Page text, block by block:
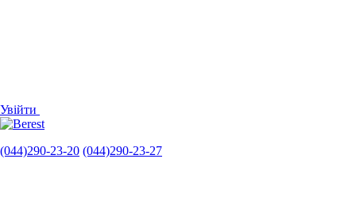
Увійти
(044)290-23-20 (044)290-23-27